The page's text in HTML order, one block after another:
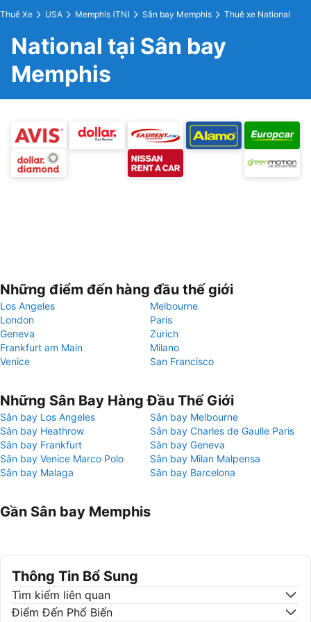
Thuê Xe USA Memphis (TN) Sân bay Memphis Thuê xe National
National tại Sân bay
Memphis
Những điểm đến hàng đầu thế giới
Los Angeles
Melbourne
London
Paris
Geneva
Zurich
Frankfurt am Main
Milano
Venice
San Francisco
Những Sân Bay Hàng Đầu Thế Giới
Sân bay Los Angeles
Sân bay Melbourne
Sân bay Heathrow
Sân bay Charles de Gaulle Paris
Sân bay Frankfurt
Sân bay Geneva
Sân bay Venice Marco Polo
Sân bay Milan Malpensa
Sân bay Malaga
Sân bay Barcelona
Gần Sân bay Memphis
Thông Tin Bổ Sung
Tìm kiếm liên quan
Điểm Đến Phổ Biến